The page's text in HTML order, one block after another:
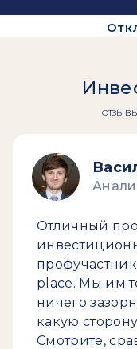
Отличный
place. Мы им
ничего
какую
Смотрите,